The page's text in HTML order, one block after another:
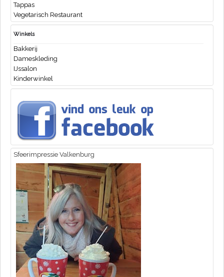
Tappas
Vegetarisch Restaurant
Winkels
Bakkerij
Dameskleding
IJssalon
Kinderwinkel
Sfeerimpressie Valkenburg